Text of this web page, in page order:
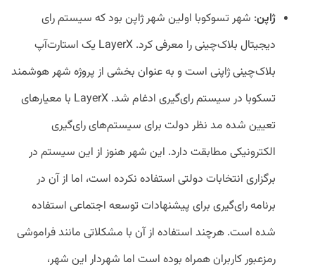
ژاپن: شهر تسوکوبا اولین شهر ژاپن بود که سیستم رای
دیجیتال بلاک‌چینی را معرفی کرد. LayerX یک استارت‌آپ
بلاک‌چینی ژاپنی است و به عنوان بخشی از پروژه شهر هوشمند
تسکوبا در سیستم رای‌گیری ادغام شد. LayerX با معیارهای
تعیین شده مد نظر دولت برای سیستم‌های رای‌گیری
الکترونیکی مطابقت دارد. این شهر هنوز از این سیستم در
برگزاری انتخابات دولتی استفاده نکرده است، اما از آن در
برنامه رای‌گیری برای پیشنهادات توسعه اجتماعی استفاده
شده است. هرچند استفاده از آن با مشکلاتی مانند فراموشی
رمزعبور کاربران همراه بوده است اما شهردار این شهر،